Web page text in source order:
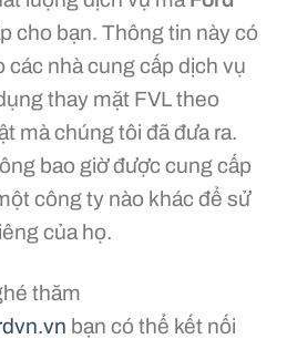
cho bạn. Thông tin này có
nhà cung cấp dịch vụ
thay mặt FVL theo
mà chúng tôi đã đưa ra.
bao giờ được cung cấp
công ty nào khác để sử
của họ.
thăm
bạn có thể kết nối